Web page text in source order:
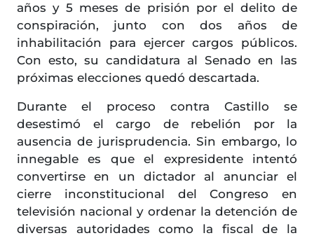
años y 5 meses de prisión por el delito de
conspiración, junto con dos años de
inhabilitación para ejercer cargos públicos.
Con esto, su candidatura al Senado en las
próximas elecciones quedó descartada.
Durante el proceso contra Castillo se
desestimó el cargo de rebelión por la
ausencia de jurisprudencia. Sin embargo, lo
innegable es que el expresidente intentó
convertirse en un dictador al anunciar el
cierre inconstitucional del Congreso en
televisión nacional y ordenar la detención de
diversas autoridades como la fiscal de la